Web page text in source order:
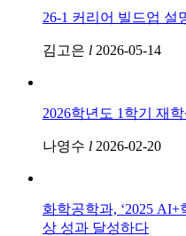
26-1 커리어 빌드업 설
김고은 l 2026-05-14
2026학년도 1학기 재
나영수 l 2026-02-20
화학공학과, ‘2025
상 성과 달성하다